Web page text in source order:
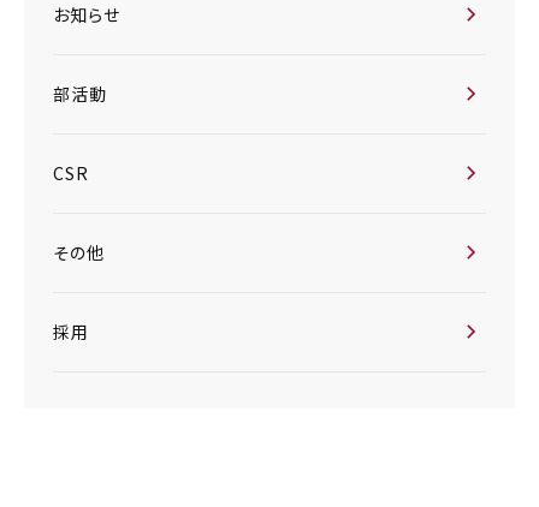
お知らせ
部活動
CSR
その他
採用